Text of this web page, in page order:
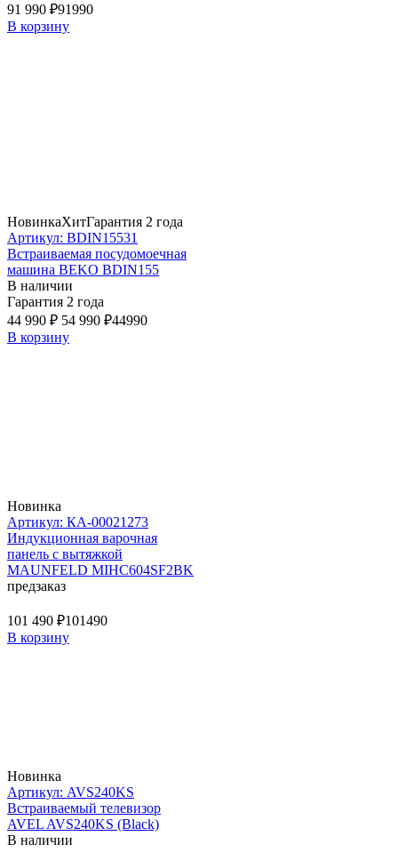
91 990 ₽91990
В корзину
НовинкаХитГарантия 2 года
Артикул: BDIN15531
Встраиваемая посудомоечная
машина BEKO BDIN155
В наличии
Гарантия 2 года
44 990 ₽ 54 990 ₽44990
В корзину
Новинка
Артикул: КА-00021273
Индукционная варочная
панель с вытяжкой
MAUNFELD MIHC604SF2BK
предзаказ
101 490 ₽101490
В корзину
Новинка
Артикул: AVS240KS
Встраиваемый телевизор
AVEL AVS240KS (Black)
В наличии